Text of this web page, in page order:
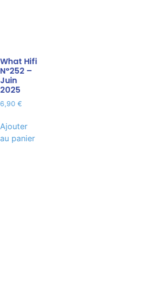
What Hifi
N°252 –
Juin
2025
6,90 €
Ajouter
au panier